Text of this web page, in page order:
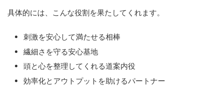
具体的には、こんな役割を果たしてくれます。
刺激を安心して満たせる相棒
繊細さを守る安心基地
頭と心を整理してくれる道案内役
効率化とアウトプットを助けるパートナー